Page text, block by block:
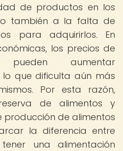
de productos en los
también a la falta de
para adquirirlos. En
los precios de
aumentar
lo que dificulta aún más
Por esta razón,
de alimentos y
producción de alimentos
la diferencia entre
una alimentación